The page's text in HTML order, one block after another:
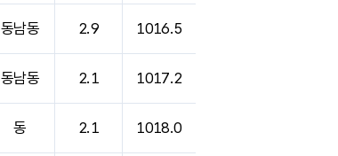
동남동 2.9 1016.5
동남동 2.1 1017.2
동 2.1 1018.0